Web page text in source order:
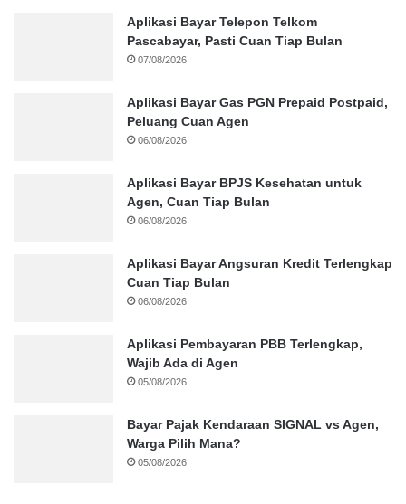
Aplikasi Bayar Telepon Telkom
Pascabayar, Pasti Cuan Tiap Bulan
07/08/2026
Aplikasi Bayar Gas PGN Prepaid Postpaid,
Peluang Cuan Agen
06/08/2026
Aplikasi Bayar BPJS Kesehatan untuk
Agen, Cuan Tiap Bulan
06/08/2026
Aplikasi Bayar Angsuran Kredit Terlengkap
Cuan Tiap Bulan
06/08/2026
Aplikasi Pembayaran PBB Terlengkap,
Wajib Ada di Agen
05/08/2026
Bayar Pajak Kendaraan SIGNAL vs Agen,
Warga Pilih Mana?
05/08/2026